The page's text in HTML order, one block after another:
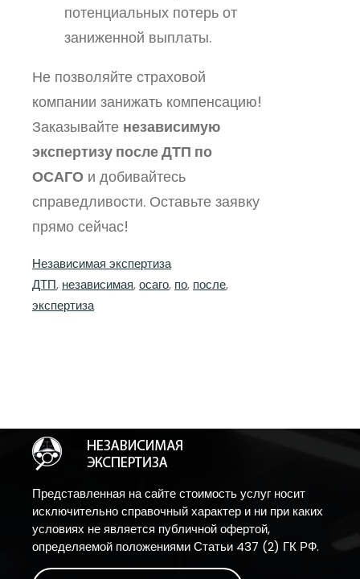
потенциальных потерь от
заниженной выплаты.
Не позволяйте страховой
компании занижать компенсацию!
Заказывайте независимую
экспертизу после ДТП по
ОСАГО и добивайтесь
справедливости. Оставьте заявку
прямо сейчас!
Независимая экспертиза
ДТП, независимая, осаго, по, после
экспертиза
Представленная на сайте стоимость услуг носит
исключительно справочный характер и ни при каких
условиях не является публичной офертой,
определяемой положениями Статьи 437 (2) ГК РФ.